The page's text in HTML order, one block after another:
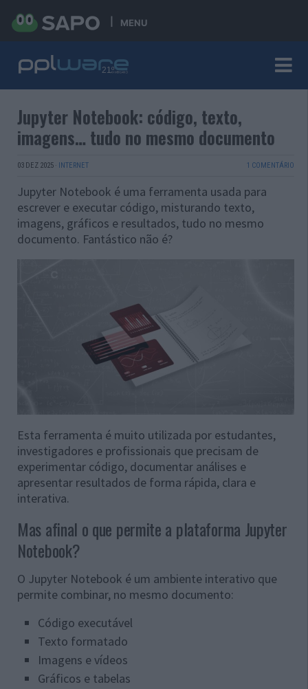
MENU
Jupyter Notebook: código, texto,
imagens… tudo no mesmo documento
03 DEZ 2025 · INTERNET 1 COMENTÁRIO
Jupyter Notebook é uma ferramenta usada para
escrever e executar código, misturando texto,
imagens, gráficos e resultados, tudo no mesmo
documento. Fantástico não é?
Esta ferramenta é muito utilizada por estudantes,
investigadores e profissionais que precisam de
experimentar código, documentar análises e
apresentar resultados de forma rápida, clara e
interativa.
Mas afinal o que permite a plataforma Jupyter
Notebook?
O Jupyter Notebook é um ambiente interativo que
permite combinar, no mesmo documento:
Código executável
Texto formatado
Imagens e vídeos
Gráficos e tabelas